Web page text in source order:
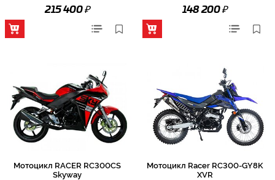
215 400₽ 148 200₽
Мотоцикл RACER RC300CS
Skyway
Мотоцикл Racer RC300-GY8K
XVR